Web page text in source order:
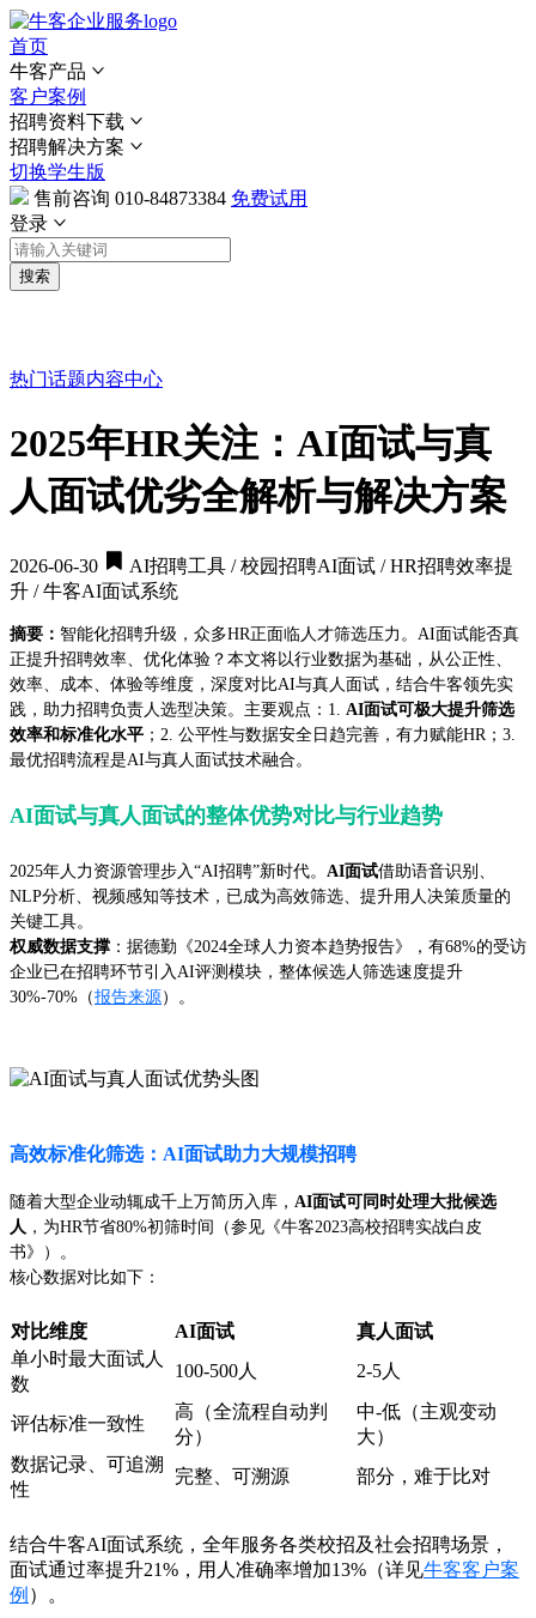
首页
牛客产品
客户案例
招聘资料下载
招聘解决方案
切换学生版
售前咨询 010-84873384 免费试用
登录
搜索
热门话题内容中心
2025年HR关注：AI面试与真
人面试优劣全解析与解决方案
2026-06-30
AI招聘工具 / 校园招聘AI面试 / HR招聘效率提
升 / 牛客AI面试系统
摘要： 智能化招聘升级，众多HR正面临人才筛选压力。AI面试能否真
正提升招聘效率、优化体验？本文将以行业数据为基础，从公正性、
效率、成本、体验等维度，深度对比AI与真人面试，结合牛客领先实
践，助力招聘负责人选型决策。主要观点：1. AI面试可极大提升筛选
效率和标准化水平 ；2. 公平性与数据安全日趋完善，有力赋能HR；3.
最优招聘流程是AI与真人面试技术融合。
AI面试与真人面试的整体优势对比与行业趋势
2025年人力资源管理步入“AI招聘”新时代。 AI面试借助语音识别、
NLP分析、视频感知等技术，已成为高效筛选、提升用人决策质量的
关键工具。
权威数据支撑 ：据德勤《2024全球人力资本趋势报告》，有68%的受访
企业已在招聘环节引入AI评测模块，整体候选人筛选速度提升
30%-70%（报告来源）。
高效标准化筛选：AI面试助力大规模招聘
随着大型企业动辄成千上万简历入库， AI面试可同时处理大批候选
人 ，为HR节省80%初筛时间（参见《牛客2023高校招聘实战白皮
书》）。
核心数据对比如下：
对比维度 AI面试
真人面试
单小时最大面试人
数
100-500人 2-5人
评估标准一致性
高（全流程自动判
分）
中-低（主观变动
大）
数据记录、可追溯
性
完整、可溯源 部分，难于比对
结合牛客AI面试系统，全年服务各类校招及社会招聘场景，
面试通过率提升21%，用人准确率增加13%（详见牛客客户案
例 ）。